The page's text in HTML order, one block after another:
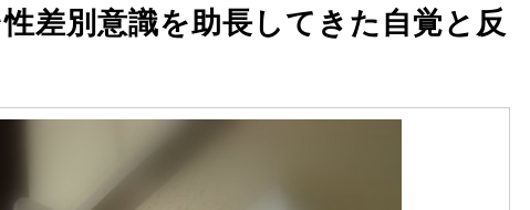
差別意識を助長してきた自覚と反